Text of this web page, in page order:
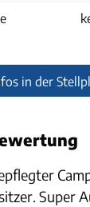
in der
Super